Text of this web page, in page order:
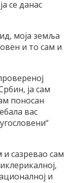
се данас
моја земља
и то сам и
ја сам
поносан
вас
сазревао сам
и